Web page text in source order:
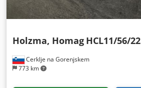
Cerklje na Gorenjskem
773 km
Holzma, Homag HCL11/56/22